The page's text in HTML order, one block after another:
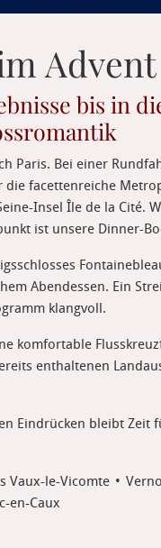
Advent
bis in
Paris. Bei einer
facettenreiche
Insel Île de la Cité.
ist unsere Dinner-
Abendessen. Ein
klangvoll.
komfortable
enthaltenen
Eindrücken bleibt Zeit
Vaux-le-Vicomte
en-Caux